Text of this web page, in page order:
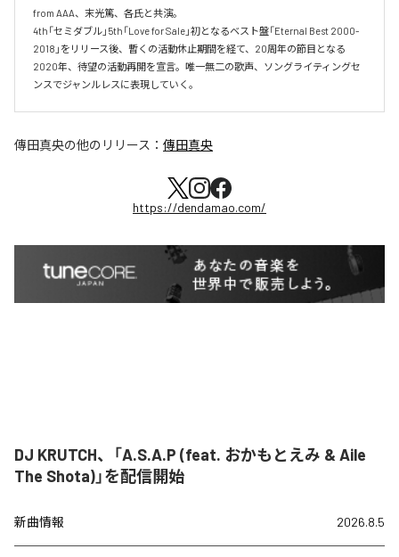
from AAA、末光篤、各氏と共演。
4th「セミダブル」5th「Love for Sale」初となるベスト盤「Eternal Best 2000-
2018」をリリース後、暫くの活動休止期間を経て、20周年の節目となる
2020年、待望の活動再開を宣言。唯一無二の歌声、ソングライティングセ
ンスでジャンルレスに表現していく。
傳田真央の他のリリース： 傳田真央
https://dendamao.com/
DJ KRUTCH、「A.S.A.P (feat. おかもとえみ & Aile
The Shota)」を配信開始
新曲情報 2026.8.5